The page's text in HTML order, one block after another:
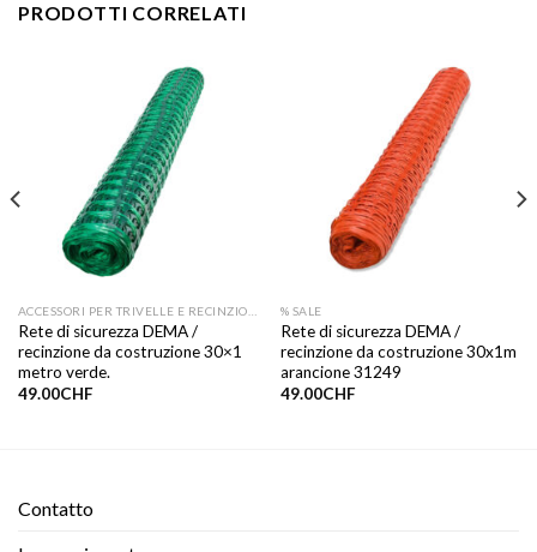
PRODOTTI CORRELATI
Rete di sicurezza DEMA /
recinzione da costruzione 30×1
metro verde.
49.00CHF
% SALE
Rete di sicurezza DEMA /
recinzione da costruzione 30x1m
arancione 31249
49.00CHF
Contatto​